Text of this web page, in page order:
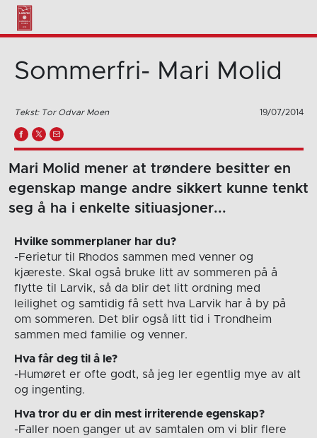
Sommerfri- Mari Molid
Tekst: Tor Odvar Moen 19/07/2014
Mari Molid mener at trøndere besitter en
egenskap mange andre sikkert kunne tenkt
seg å ha i enkelte sitiuasjoner...
Hvilke sommerplaner har du?
-Ferietur til Rhodos sammen med venner og
kjæreste. Skal også bruke litt av sommeren på å
flytte til Larvik, så da blir det litt ordning med
leilighet og samtidig få sett hva Larvik har å by på
om sommeren. Det blir også litt tid i Trondheim
sammen med familie og venner.
Hva får deg til å le?
-Humøret er ofte godt, så jeg ler egentlig mye av alt
og ingenting.
Hva tror du er din mest irriterende egenskap?
-Faller noen ganger ut av samtalen om vi blir flere